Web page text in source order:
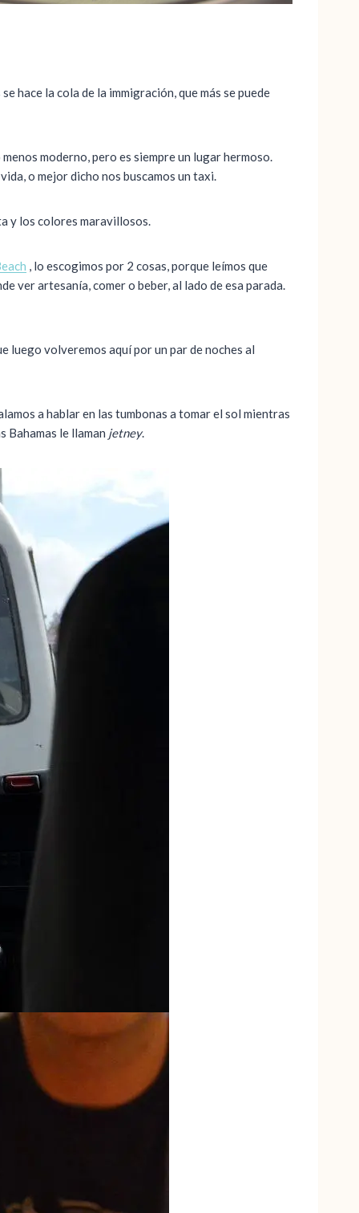
hace la cola de la immigración, que más se puede
moderno, pero es siempre un lugar hermoso.
o mejor dicho nos buscamos un taxi.
y los colores maravillosos.
, lo escogimos por 2 cosas, porque leímos que
ver artesanía, comer o beber, al lado de esa parada.
luego volveremos aquí por un par de noches al
a hablar en las tumbonas a tomar el sol mientras
Bahamas le llaman jetney.